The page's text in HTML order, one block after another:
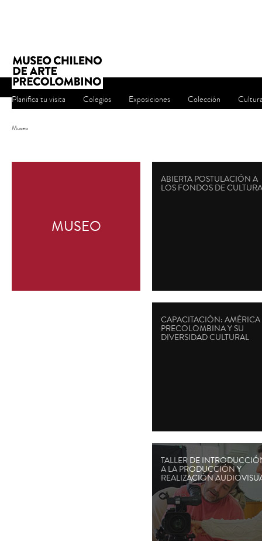
Planifica tu visita Colegios Exposiciones Colección
Museo
MUSEO
ABIERTA POSTULACIÓN A
LOS FONDOS DE CULTURA
CAPACITACIÓN: AMÉRICA
PRECOLOMBINA Y SU
DIVERSIDAD CULTURAL
TALLER DE
A LA PRODUCCIÓN Y
REALIZACIÓN